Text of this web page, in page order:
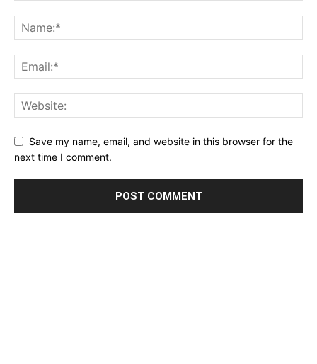
Save my name, email, and website in this browser for the
next time I comment.